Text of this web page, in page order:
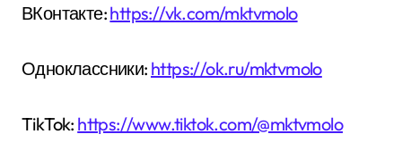
ВКонтакте:https://vk.com/mktvmolo
Одноклассники: https://ok.ru/mktvmolo
TikTok: https://www.tiktok.com/@mktvmolo